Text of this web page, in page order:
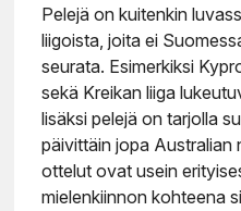
Pelejä on kuitenkin
liigoista, joita ei
seurata. Esimerkiksi
sekä Kreikan liiga
lisäksi pelejä on tarjolla
päivittäin jopa Australian
ottelut ovat usein
mielenkiinnon kohteena